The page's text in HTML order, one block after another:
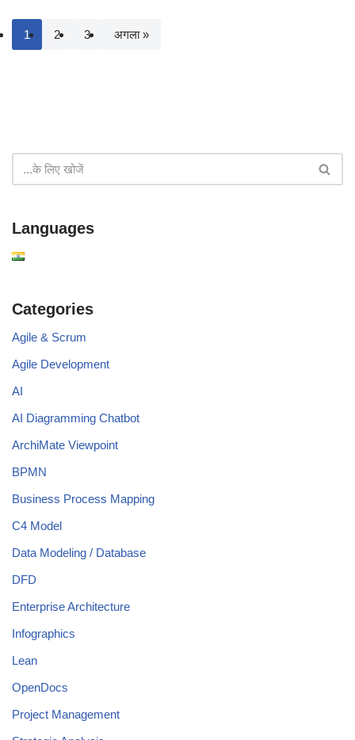
1 2 3 अगला »
Languages
Categories
Agile & Scrum
Agile Development
AI
AI Diagramming Chatbot
ArchiMate Viewpoint
BPMN
Business Process Mapping
C4 Model
Data Modeling / Database
DFD
Enterprise Architecture
Infographics
Lean
OpenDocs
Project Management